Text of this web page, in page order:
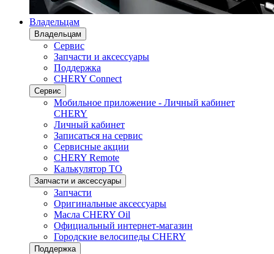
Владельцам
Владельцам
Сервис
Запчасти и аксессуары
Поддержка
CHERY Connect
Сервис
Мобильное приложение - Личный кабинет
CHERY
Личный кабинет
Записаться на сервис
Сервисные акции
CHERY Remote
Калькулятор ТО
Запчасти и аксессуары
Запчасти
Оригинальные аксессуары
Масла CHERY Oil
Официальный интернет-магазин
Городские велосипеды CHERY
Поддержка